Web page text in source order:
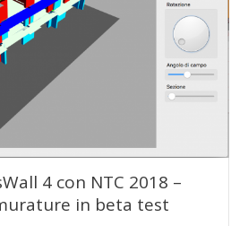
4 con NTC 2018 –
in beta test